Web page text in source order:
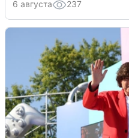
6 августа 237